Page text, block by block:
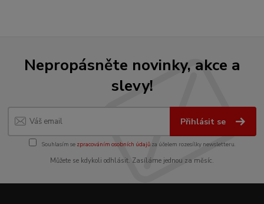
Nepropásněte novinky, akce a
slevy!
Přihlásit se
Souhlasím se zpracováním osobních údajůza účelem rozesílky newsletteru.
Můžete se kdykoli odhlásit. Zasíláme jednou za měsíc.